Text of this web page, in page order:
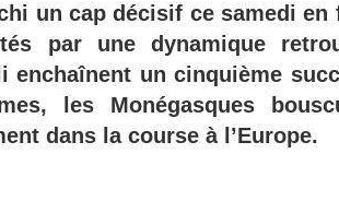
un cap décisif ce samedi
par une dynamique
enchaînent un cinquième
les Monégasques
dans la course à l’Europe.